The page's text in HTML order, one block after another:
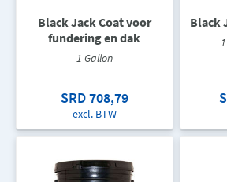
Black Jack Coat voor
fundering en dak
1 Gallon
SRD 708,79
excl. BTW
Black